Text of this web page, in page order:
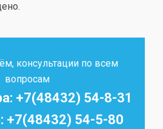
консультации по всем
вопросам
+7(48432) 54-8-31
+7(48432) 54-5-80